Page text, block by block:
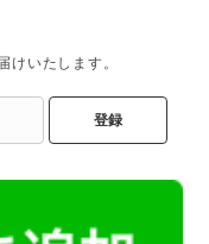
けいたします。
登録